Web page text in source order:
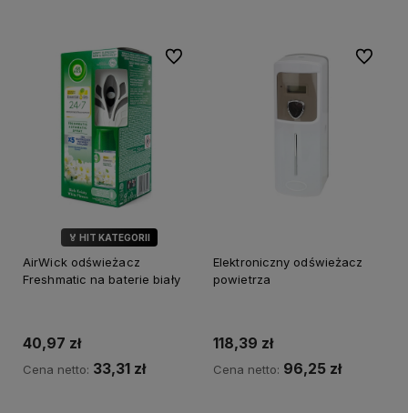
🏅 HIT KATEGORII
AirWick odświeżacz
Freshmatic na baterie biały
40,97 zł
Cena netto: 33,31 zł
Do ulubionych
Elektroniczny odświeżacz
powietrza
118,39 zł
Cena netto: 96,25 zł
Do